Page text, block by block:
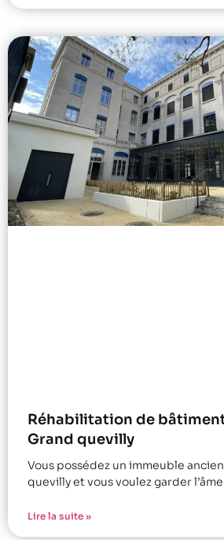
Réhabilitation de
Grand quevilly
Vous possédez un immeuble
quevilly et vous voulez garder
Lire la suite »